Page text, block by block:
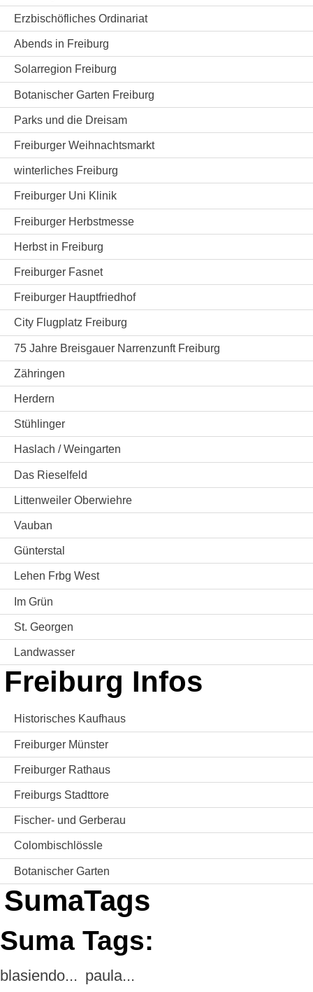
Erzbischöfliches Ordinariat
Abends in Freiburg
Solarregion Freiburg
Botanischer Garten Freiburg
Parks und die Dreisam
Freiburger Weihnachtsmarkt
winterliches Freiburg
Freiburger Uni Klinik
Freiburger Herbstmesse
Herbst in Freiburg
Freiburger Fasnet
Freiburger Hauptfriedhof
City Flugplatz Freiburg
75 Jahre Breisgauer Narrenzunft Freiburg
Zähringen
Herdern
Stühlinger
Haslach / Weingarten
Das Rieselfeld
Littenweiler Oberwiehre
Vauban
Günterstal
Lehen Frbg West
Im Grün
St. Georgen
Landwasser
Freiburg Infos
Historisches Kaufhaus
Freiburger Münster
Freiburger Rathaus
Freiburgs Stadttore
Fischer- und Gerberau
Colombischlössle
Botanischer Garten
SumaTags
Suma Tags:
blasiendo... paula...